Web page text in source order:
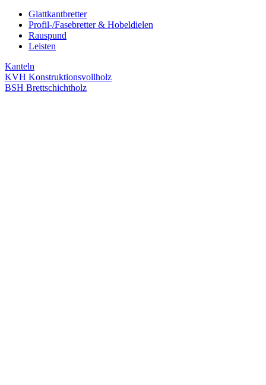
Glattkantbretter
Profil-/Fasebretter & Hobeldielen
Rauspund
Leisten
Kanteln
KVH Konstruktionsvollholz
BSH Brettschichtholz